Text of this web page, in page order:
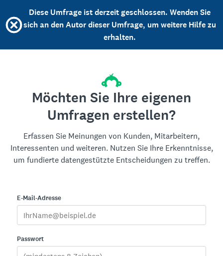
Diese Umfrage ist derzeit geschlossen. Wenden Sie
sich an den Autor dieser Umfrage, um weitere Hilfe zu
erhalten.
Möchten Sie Ihre eigenen
Umfragen erstellen?
Erfassen Sie Meinungen von Kunden, Mitarbeitern,
Interessenten und weiteren. Nutzen Sie Ihre Erkenntnisse,
um fundierte datengestützte Entscheidungen zu treffen.
E-Mail-Adresse
Passwort